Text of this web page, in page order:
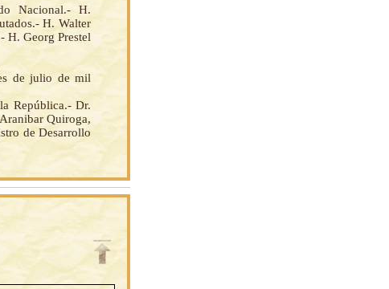
Nacional.- H.
H. Walter
H. Georg Prestel
de julio de mil
República.- Dr.
Quiroga,
de Desarrollo